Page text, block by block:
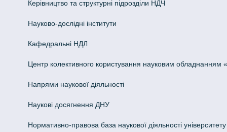
Керівництво та структурні підрозділи НДЧ
Науково-дослідні інститути
Кафедральні НДЛ
Центр колективного користування науковим обладнанням
Напрями наукової діяльності
Наукові досягнення ДНУ
Нормативно-правова база наукової діяльності університету